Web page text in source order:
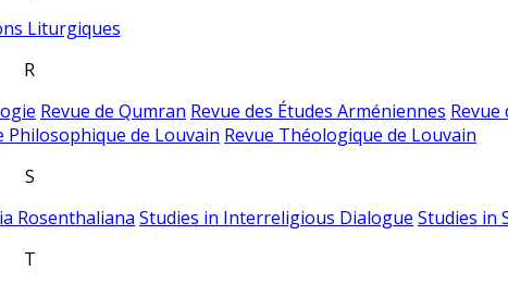
Liturgiques
R
Revue de Qumran Revue des Études Arméniennes Revue
Philosophique de Louvain Revue Théologique de Louvain
S
Rosenthaliana Studies in Interreligious Dialogue Studies in
T